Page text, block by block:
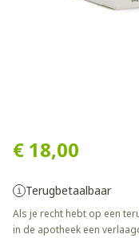
€ 18,00
Terugbetaalbaar
Als je recht hebt op een
in de apotheek een